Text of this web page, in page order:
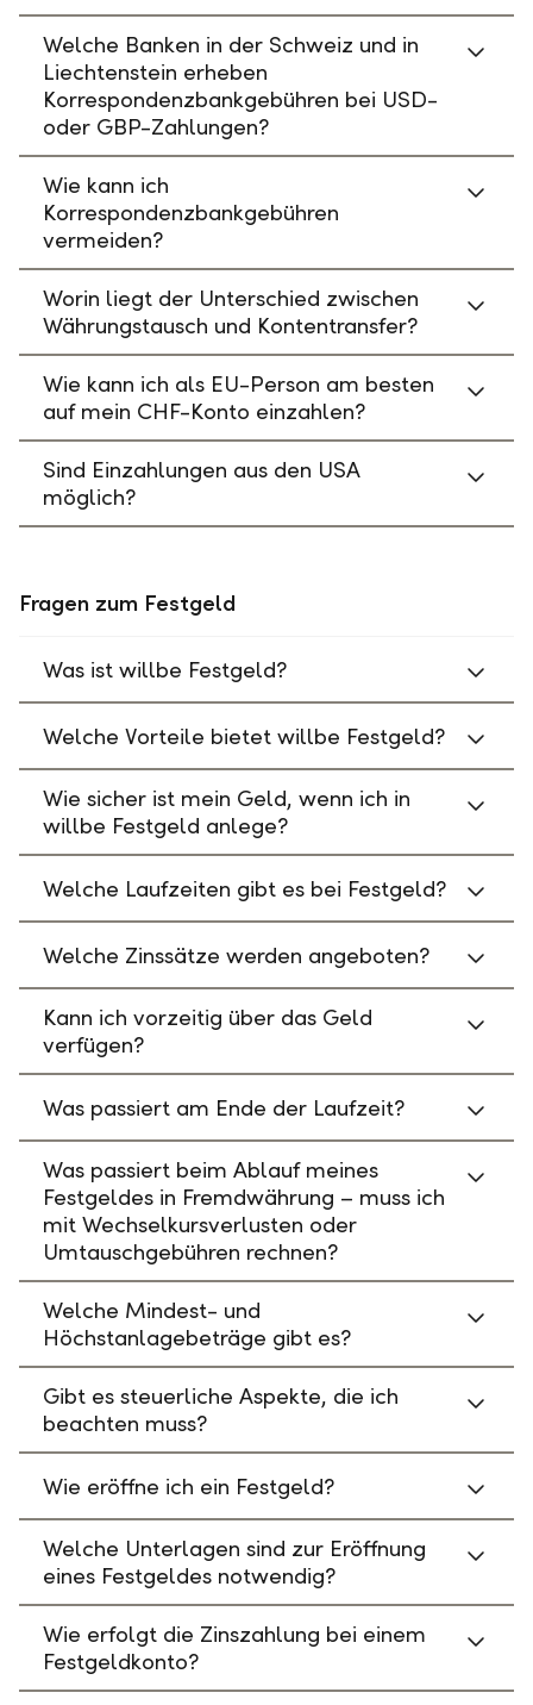
Welche Banken in der Schweiz und in
Liechtenstein erheben
Korrespondenzbankgebühren bei USD-
oder GBP-Zahlungen?
Wie kann ich
Korrespondenzbankgebühren
vermeiden?
Worin liegt der Unterschied zwischen
Währungstausch und Kontentransfer?
Wie kann ich als EU-Person am besten
auf mein CHF-Konto einzahlen?
Sind Einzahlungen aus den USA
möglich?
Fragen zum Festgeld
Was ist willbe Festgeld?
Welche Vorteile bietet willbe Festgeld?
Wie sicher ist mein Geld, wenn ich in
willbe Festgeld anlege?
Welche Laufzeiten gibt es bei Festgeld?
Welche Zinssätze werden angeboten?
Kann ich vorzeitig über das Geld
verfügen?
Was passiert am Ende der Laufzeit?
Was passiert beim Ablauf meines
Festgeldes in Fremdwährung – muss ich
mit Wechselkursverlusten oder
Umtauschgebühren rechnen?
Welche Mindest- und
Höchstanlagebeträge gibt es?
Gibt es steuerliche Aspekte, die ich
beachten muss?
Wie eröffne ich ein Festgeld?
Welche Unterlagen sind zur Eröffnung
eines Festgeldes notwendig?
Wie erfolgt die Zinszahlung bei einem
Festgeldkonto?